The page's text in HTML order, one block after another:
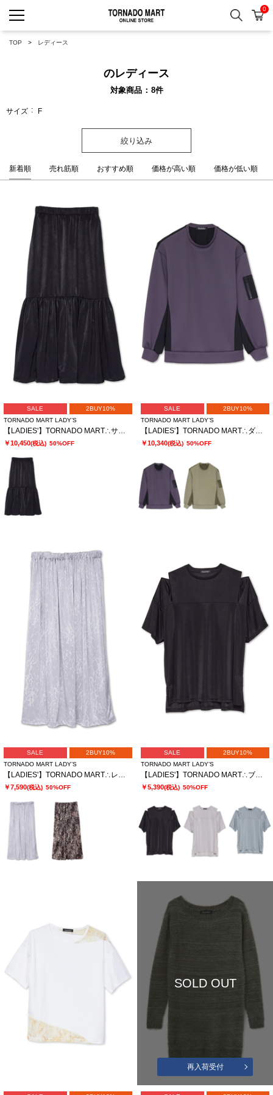
検索 カ
0
TOP レディース
のレディース
対象商品 8件
サイズ F
絞り込み
新着順 売れ筋順 おすすめ順 価格が高い順 価格が低い順
SALE
2BUY10%
TORNADO MART LADY’S
￥10,450(税込) 50%OFF
SALE
2BUY10%
TORNADO MART LADY’S
￥10,340(税込) 50%OFF
SALE
2BUY10%
TORNADO MART LADY’S
【LADIES'】TORNADO MART∴レオパードプリントイージースカート
￥7,590(税込) 50%OFF
SALE
2BUY10%
TORNADO MART LADY’S
【LADIES'】TORNADO MART∴ブライトスムーススリットオーバーTシャツ
￥5,390(税込) 50%OFF
SOLD OUT
再入荷受付